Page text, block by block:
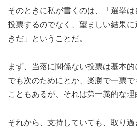
そのときに私が書くのは、「選挙
投票するのでなく、望ましい結果
きだ」ということだ。
まず、当落に関係ない投票は基本
でも次のためにとか、楽勝で一票で
こともあるが、それは第一義的な理
それから、支持していても、取り